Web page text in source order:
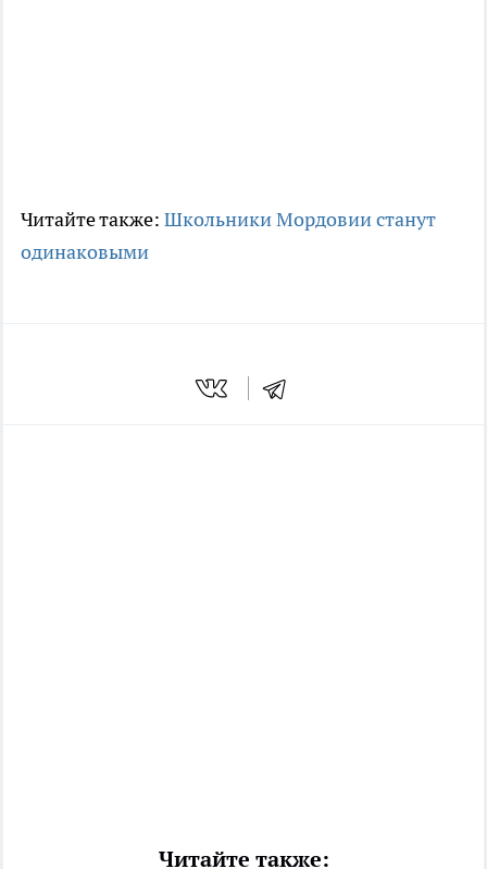
Читайте также: Школьники Мордовии станут
одинаковыми
Читайте также: